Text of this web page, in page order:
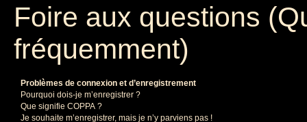
Foire aux questions
fréquemment)
Problèmes de connexion et d’enregistrement
Pourquoi dois-je m’enregistrer ?
Que signifie COPPA ?
Je souhaite m’enregistrer, mais je n’y parviens pas !